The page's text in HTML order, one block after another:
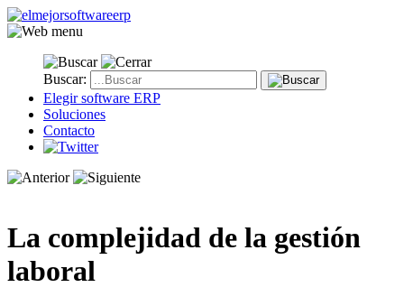
Buscar:
Elegir software ERP
Soluciones
Contacto
La complejidad de la gestión
laboral